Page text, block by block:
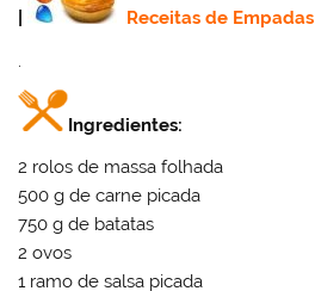
Receitas de Empadas
.
Ingredientes:
2 rolos de massa folhada
500 g de carne picada
750 g de batatas
2 ovos
1 ramo de salsa picada